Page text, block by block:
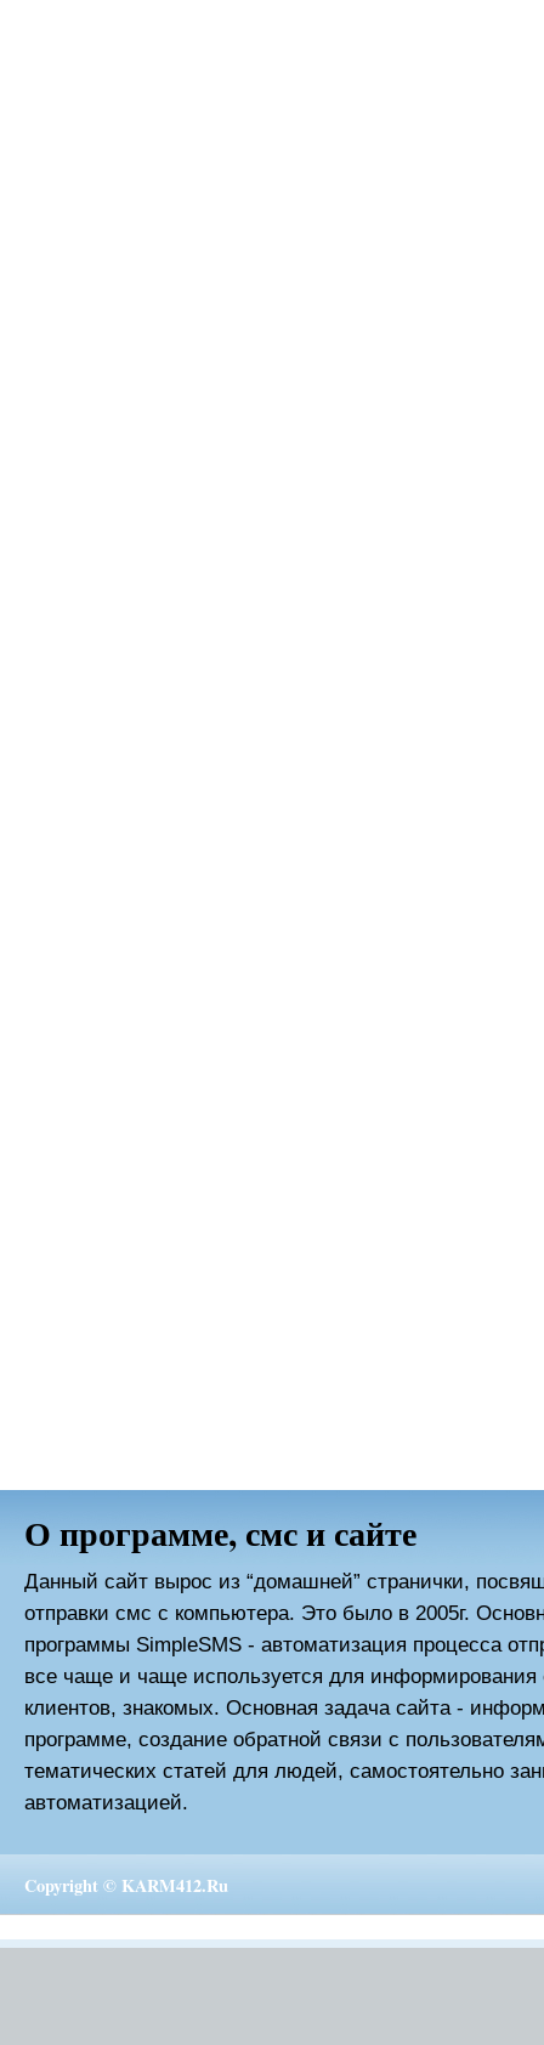
О программе, смс и сайте
Данный сайт вырос из “домашней” странички,
отправки смс с компьютера. Это было в 2005г.
программы SimpleSMS - автоматизация процесса
все чаще и чаще используется для информирования
клиентов, знакомых. Основная задача сайта -
программе, создание обратной связи с
тематических статей для людей, самостоятельно
автоматизацией.
Copyright ©KARM412.Ru